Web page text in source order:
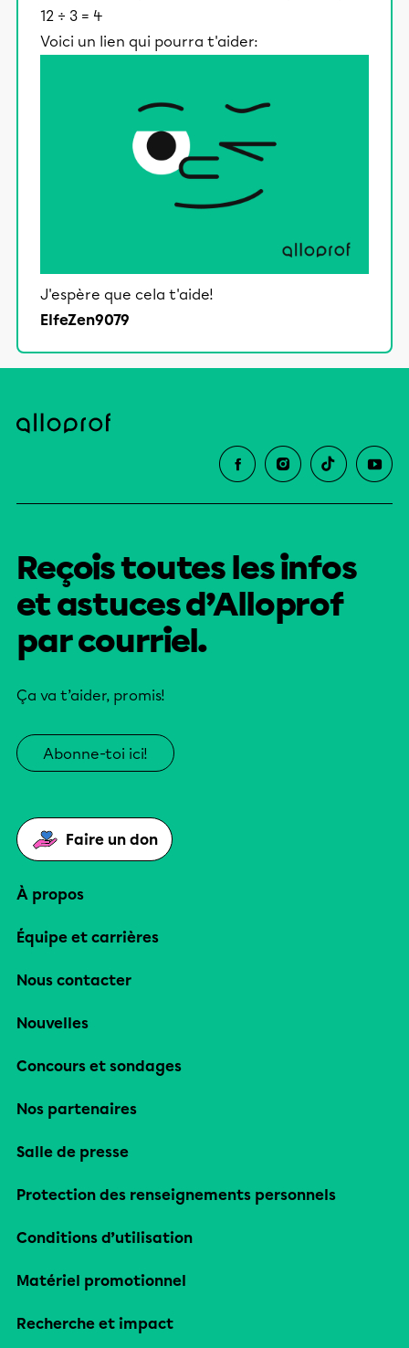
12 ÷ 3 = 4
Voici un lien qui pourra t'aider:
J'espère que cela t'aide!
ElfeZen9079
Reçois toutes les infos
et astuces d’Alloprof
par courriel.
Ça va t’aider, promis!
Abonne-toi ici!
Faire un don
À propos
Équipe et carrières
Nous contacter
Nouvelles
Concours et sondages
Nos partenaires
Salle de presse
Protection des renseignements personnels
Conditions d’utilisation
Matériel promotionnel
Recherche et impact